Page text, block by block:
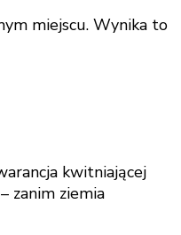
miejscu. Wynika to
kwitniającej
zanim ziemia